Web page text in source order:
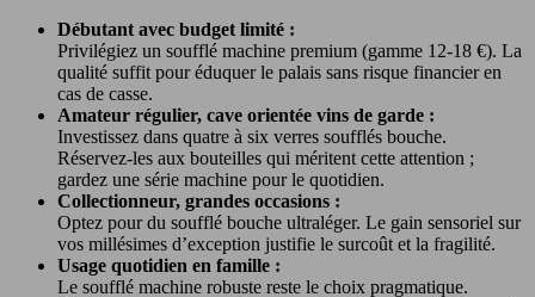
Débutant avec budget limité :
Privilégiez un soufflé machine premium (gamme 12-18 €). La
qualité suffit pour éduquer le palais sans risque financier en
cas de casse.
Amateur régulier, cave orientée vins de garde :
Investissez dans quatre à six verres soufflés bouche.
Réservez-les aux bouteilles qui méritent cette attention ;
gardez une série machine pour le quotidien.
Collectionneur, grandes occasions :
Optez pour du soufflé bouche ultraléger. Le gain sensoriel sur
vos millésimes d’exception justifie le surcoût et la fragilité.
Usage quotidien en famille :
Le soufflé machine robuste reste le choix pragmatique.